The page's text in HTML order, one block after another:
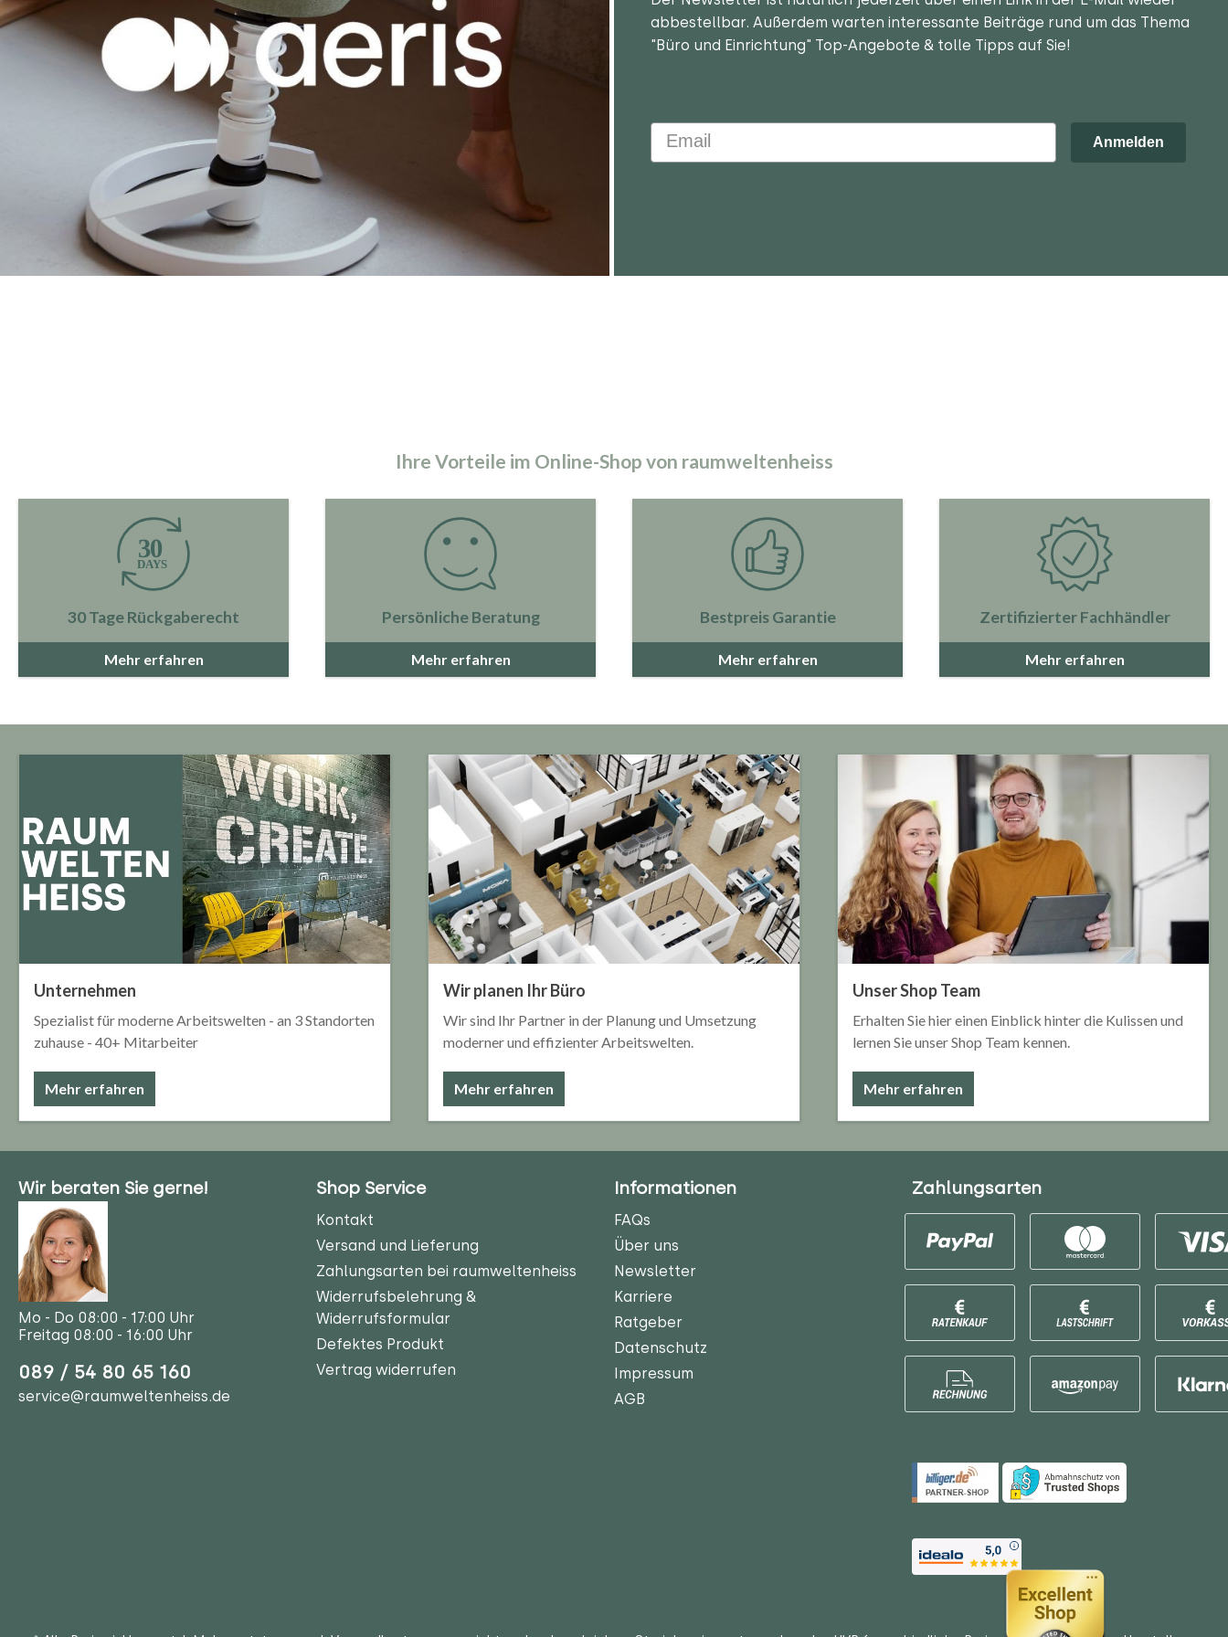
abbestellbar. Außerdem warten interessante Beiträge rund um das Thema
"Büro und Einrichtung" Top-Angebote & tolle Tipps auf Sie!
Email
Anmelden
Ihre Vorteile im Online-Shop von raumweltenheiss
30 Tage Rückgaberecht
Mehr erfahren
Persönliche Beratung
Mehr erfahren
Bestpreis Garantie
Mehr erfahren
Zertifizierter Fachhändler
Mehr erfahren
Unternehmen
Spezialist für moderne Arbeitswelten - an 3 Standorten
zuhause - 40+ Mitarbeiter
Mehr erfahren
Wir planen Ihr Büro
Wir sind Ihr Partner in der Planung und Umsetzung
moderner und effizienter Arbeitswelten.
Mehr erfahren
Unser Shop Team
Erhalten Sie hier einen Einblick hinter die Kulissen und
lernen Sie unser Shop Team kennen.
Mehr erfahren
Wir beraten Sie gerne!
Mo - Do 08:00 - 17:00 Uhr
Freitag 08:00 - 16:00 Uhr
089 / 54 80 65 160
service@raumweltenheiss.de
Shop Service
Kontakt
Versand und Lieferung
Zahlungsarten bei raumweltenheiss
Widerrufsbelehrung &
Widerrufsformular
Defektes Produkt
Vertrag widerrufen
Informationen
FAQs
Über uns
Newsletter
Karriere
Ratgeber
Datenschutz
Impressum
AGB
Zahlungsarten